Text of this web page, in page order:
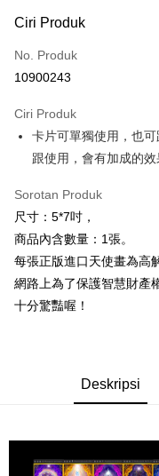
Kad Kredit (Bayaran
Pengambilan di Kedai
Apple Pay
JKOPAY
Easy Wallet
Pemindahan ATM
Pilihan Penghantaran
Ciri Produk
No. Produk
10900243
Ciri Produk
卡片可單獨使用，也
跟使用，會有加成的效
Sorotan Produk
尺寸：5*7吋，
商品內含數量：1張。
每張正版進口天使畫為高
網路上為了保護智慧財產
十分驚豔喔！
Deskripsi